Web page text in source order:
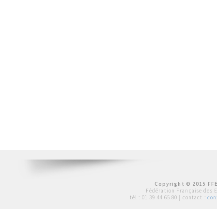
Copyright © 2015
Fédération Française des
tél : 01 39 44 65 80 | contact :